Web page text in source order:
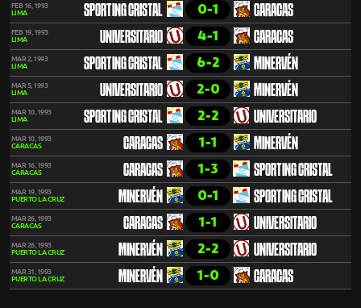
FEB 16, 1993
LIMA
SPORTING CRISTAL 0-1 CARACAS
FEB 19, 1993
LIMA
UNIVERSITARIO 4-1 CARACAS
MAR 2, 1993
LIMA
SPORTING CRISTAL 6-2 MINERVÉN
MAR 5, 1993
LIMA
UNIVERSITARIO 2-0 MINERVÉN
MAR 10, 1993
LIMA
SPORTING CRISTAL 2-2 UNIVERSITARIO
MAR 10, 1993
CARACAS
CARACAS 1-1 MINERVÉN
MAR 16, 1993
CARACAS
CARACAS 1-3 SPORTING CRISTAL
MAR 19, 1993
PUERTO LA CRUZ
MINERVÉN 0-1 SPORTING CRISTAL
MAR 26, 1993
CARACAS
CARACAS 1-1 UNIVERSITARIO
MAR 26, 1993
PUERTO LA CRUZ
MINERVÉN 2-2 UNIVERSITARIO
MAR 31, 1993
PUERTO LA CRUZ
MINERVÉN 1-0 CARACAS